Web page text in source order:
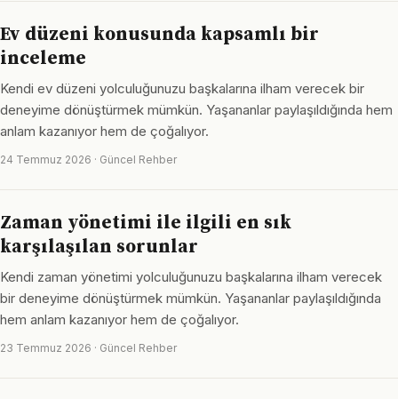
Ev düzeni konusunda kapsamlı bir
inceleme
Kendi ev düzeni yolculuğunuzu başkalarına ilham verecek bir
deneyime dönüştürmek mümkün. Yaşananlar paylaşıldığında hem
anlam kazanıyor hem de çoğalıyor.
24 Temmuz 2026 · Güncel Rehber
Zaman yönetimi ile ilgili en sık
karşılaşılan sorunlar
Kendi zaman yönetimi yolculuğunuzu başkalarına ilham verecek
bir deneyime dönüştürmek mümkün. Yaşananlar paylaşıldığında
hem anlam kazanıyor hem de çoğalıyor.
23 Temmuz 2026 · Güncel Rehber